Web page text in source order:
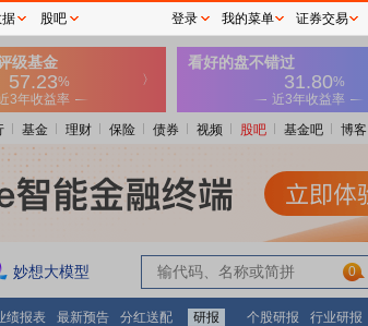
基金 理财 保险 债券 视频 股吧 基金吧 博客
妙想大模型 0
绩报表 最新预告 分红送配 研报 个股研报 行业研报
据 股吧 登录 我的菜单 证券交易